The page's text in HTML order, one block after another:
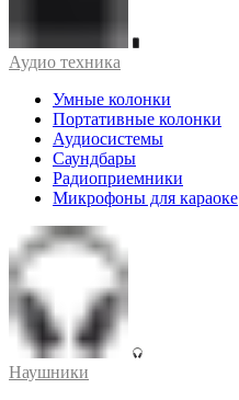
Аудио техника
Умные колонки
Портативные колонки
Аудиосистемы
Саундбары
Радиоприемники
Микрофоны для караоке
Наушники